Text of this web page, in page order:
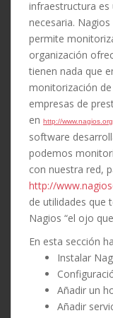
infraestructura es
necesaria.
permite
organización
tienen nada que
monitorización
empresas de
en http://www.nagios.org
software
podemos
con nuestra red,
http://
de utilidades que
Nagios “el ojo
En esta sección
Instalar
Añadir un
Añadir